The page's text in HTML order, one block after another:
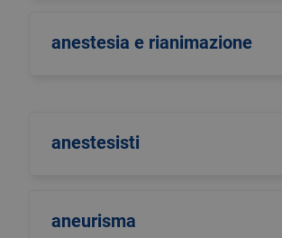
anestesia e rianimazione
anestesisti
aneurisma